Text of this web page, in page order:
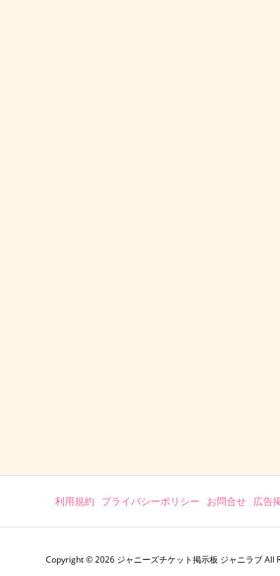
利用規約 プライバシーポリシー お問合せ 広告
Copyright ©2026 ジャニーズチケット掲示板 ジャニラブAll